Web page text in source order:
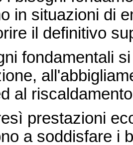
in situazioni di
il definitivo
fondamentali si
al
prestazioni
a soddisfare i